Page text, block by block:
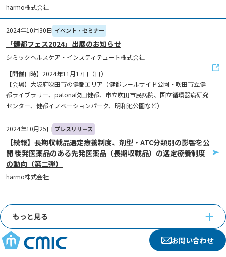
harmo株式会社
2024年10月30日 イベント・セミナー
「健都フェス2024」出展のお知らせ
シミックヘルスケア・インスティテュート株式会社
【開催日時】2024年11月17日（日）
【会場】大阪府吹田市の健都エリア（健都レールサイド公園・吹田市立健
都ライブラリー、patona吹田健都、市立吹田市民病院、国立循環器病研究
センター、健都イノベーションパーク、明和池公園など）
2024年10月25日 プレスリリース
【続報】長期収載品選定療養制度、剤型・ATC分類別の影響を公
開 後発医薬品のある先発医薬品（長期収載品）の選定療養制度
の動向（第二弾）
harmo株式会社
もっと見る
お問い合わせ